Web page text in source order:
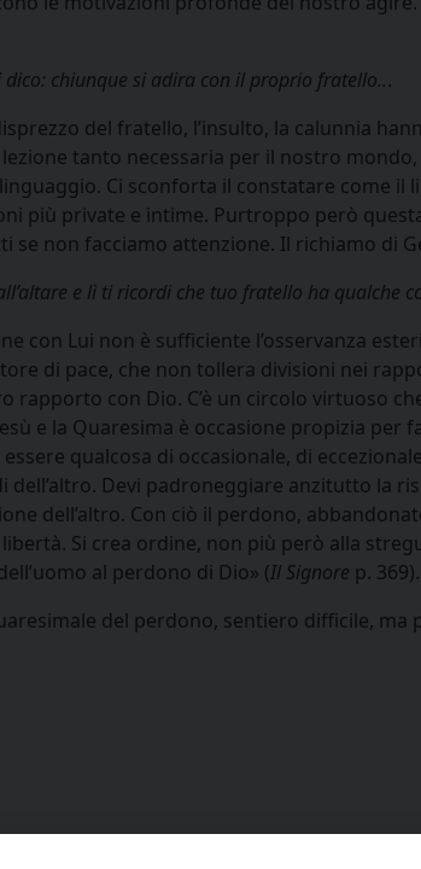
chiunque si adira con il proprio fratello...
del fratello, l’insulto, la calunnia
tanto necessaria per il nostro
Ci sconforta il constatare come
più private e intime. Purtroppo però
se non facciamo attenzione. Il richiamo di
e lì ti ricordi che tuo fratello ha qualche
con Lui non è sufficiente l’osservanza
di pace, che non tollera divisioni nei
rapporto con Dio. C’è un circolo virtuoso
e la Quaresima è occasione propizia
qualcosa di occasionale, di
Devi padroneggiare anzitutto la
dell’altro. Con ciò il perdono,
Si crea ordine, non più però alla
al perdono di Dio» (Il Signore p. 369).
del perdono, sentiero difficile,